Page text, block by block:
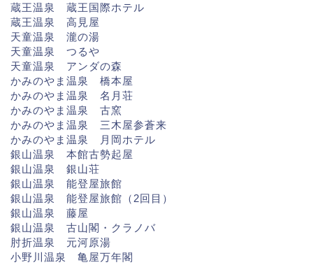
蔵王温泉 蔵王国際ホテル
蔵王温泉 高見屋
天童温泉 瀧の湯
天童温泉 つるや
天童温泉 アンダの森
かみのやま温泉 橋本屋
かみのやま温泉 名月荘
かみのやま温泉 古窯
かみのやま温泉 三木屋参蒼来
かみのやま温泉 月岡ホテル
銀山温泉 本館古勢起屋
銀山温泉 銀山荘
銀山温泉 能登屋旅館
銀山温泉 能登屋旅館（2回目）
銀山温泉 藤屋
銀山温泉 古山閣・クラノバ
肘折温泉 元河原湯
小野川温泉 亀屋万年閣